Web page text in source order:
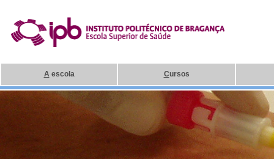
A escola Cursos